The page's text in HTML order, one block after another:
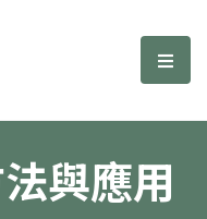
用期刊 選
與應用